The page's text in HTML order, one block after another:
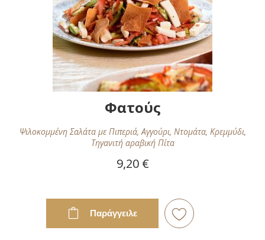
Φατούς
Ψιλοκομμένη Σαλάτα με Πιπεριά, Αγγούρι, Ντομάτα, Κρεμμύδι,
Τηγανιτή αραβική Πίτα
9,20 €
Παράγγειλε